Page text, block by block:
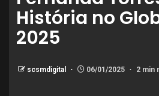
História no
2025
scsmdigital 06/01/2025 2 min